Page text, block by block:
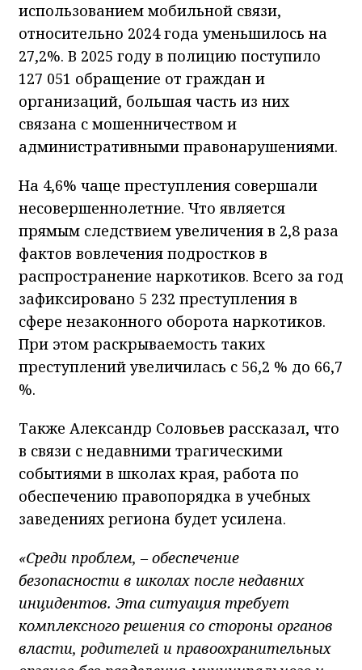
использованием мобильной связи,
относительно 2024 года уменьшилось на
27,2%. В 2025 году в полицию поступило
127 051 обращение от граждан и
организаций, большая часть из них
связана с мошенничеством и
административными правонарушениями.
На 4,6% чаще преступления совершали
несовершеннолетние. Что является
прямым следствием увеличения в 2,8 раза
фактов вовлечения подростков в
распространение наркотиков. Всего за год
зафиксировано 5 232 преступления в
сфере незаконного оборота наркотиков.
При этом раскрываемость таких
преступлений увеличилась с 56,2 % до 66,7
%.
Также Александр Соловьев рассказал, что
в связи с недавними трагическими
событиями в школах края, работа по
обеспечению правопорядка в учебных
заведениях региона будет усилена.
«Среди проблем, – обеспечение
безопасности в школах после недавних
инцидентов. Эта ситуация требует
комплексного решения со стороны органов
власти, родителей и правоохранительных